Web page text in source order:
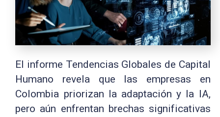
El informe Tendencias Globales de Capital
Humano revela que las empresas en
Colombia priorizan la adaptación y la IA,
pero aún enfrentan brechas significativas